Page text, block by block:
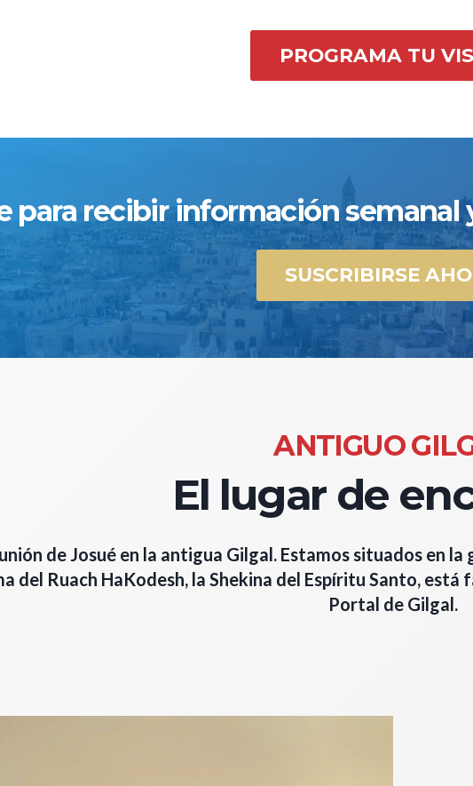
PROGRAMA TU
para recibir información semanal
SUSCRIBIRSE
ANTIGUO
El lugar de
de Josué en la antigua Gilgal. Estamos situados en
del Ruach HaKodesh, la Shekina del Espíritu Santo,
Portal de Gilgal.